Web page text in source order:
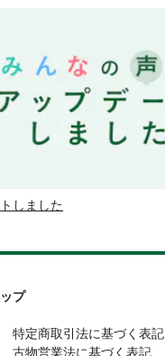
しました
プ
特定商取引法に基づく表記
古物営業法に基づく表記